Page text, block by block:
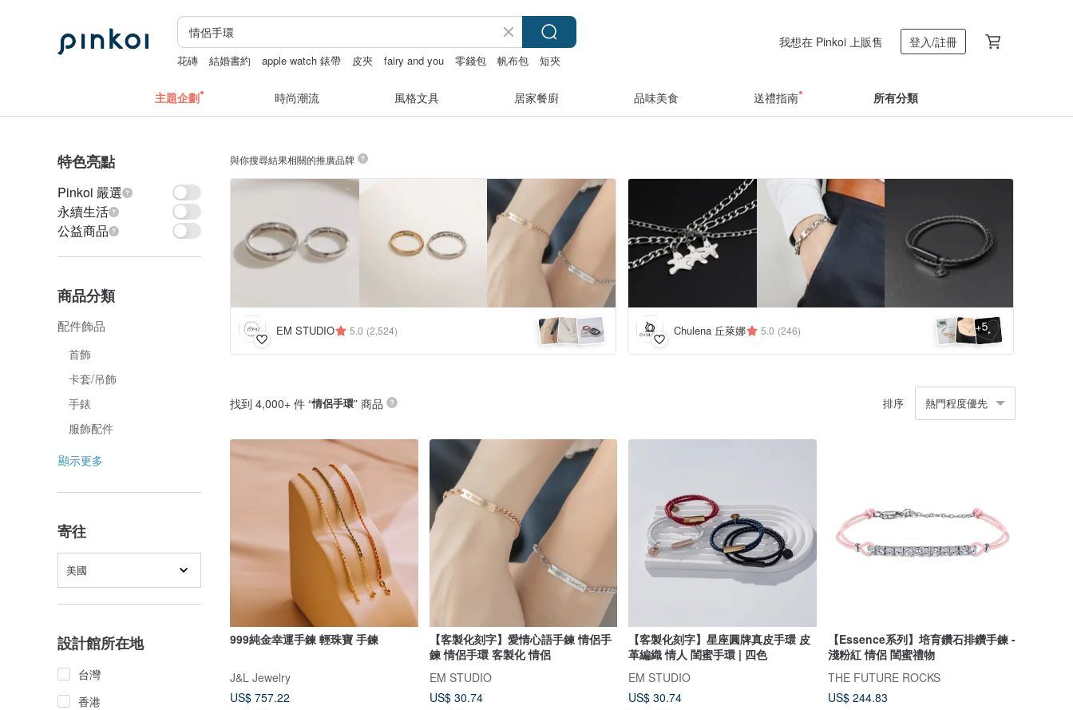
花磚 結婚書約 apple watch 錶帶 皮夾 fairy and you 零錢包 帆布包 短夾
我想在 Pinkoi 上販售 登入/註冊
主題企劃 時尚潮流 風格文具 居家餐廚 品味美食 送禮指南 所有分類
特色亮點
Pinkoi 嚴選
永續生活
公益商品
商品分類
配件飾品
首飾
卡套/吊飾
手錶
服飾配件
顯示更多
寄往
美國
設計館所在地
台灣
香港
與你搜尋結果相關的推廣品牌
EM STUDIO 5.0 (2,524) Chulena 丘萊娜 5.0 (246) +5
找到 4,000+ 件 “情侶手環” 商品 排序 熱門程度優先
999純金幸運手鍊 輕珠寶 手鍊
J&L Jewelry
US$ 757.22
【客製化刻字】愛情心語手鍊 情侶手
鍊 情侶手環 客製化 情侶
EM STUDIO
US$ 30.74
【客製化刻字】星座圓牌真皮手環 皮
革編織 情人 閨蜜手環 | 四色
EM STUDIO
US$ 30.74
【Essence系列】培育鑽石排鑽手鍊 -
淺粉紅 情侶 閨蜜禮物
THE FUTURE ROCKS
US$ 244.83